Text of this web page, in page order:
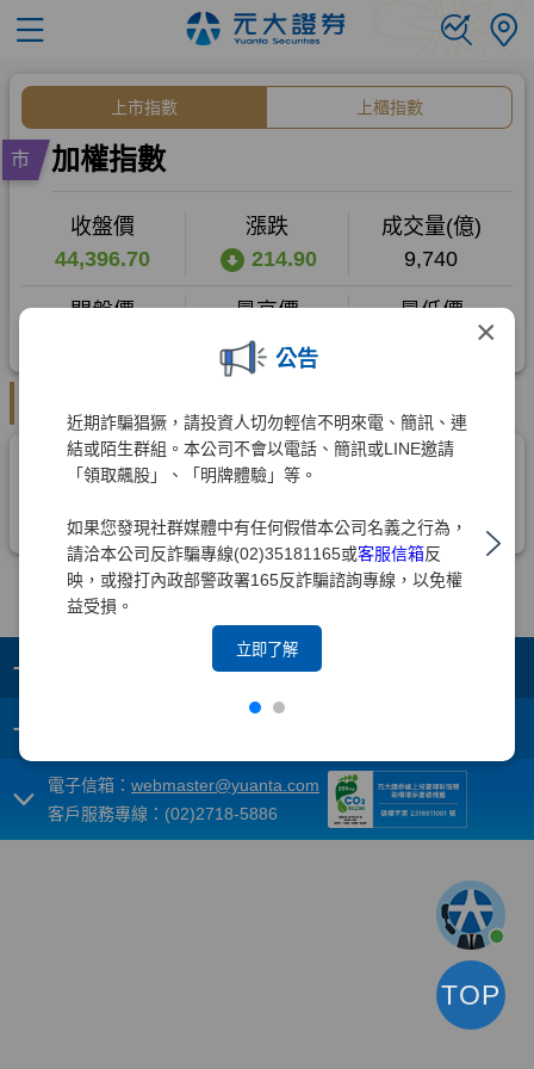
×
公告
近期詐騙猖獗，請投資人切勿輕信不明來電、簡訊、連
結或陌生群組。本公司不會以電話、簡訊或LINE邀請
「領取飆股」、「明牌體驗」等。
如果您發現社群媒體中有任何假借本公司名義之行為，
請洽本公司反詐騙專線(02)35181165或客服信箱反
映，或撥打內政部警政署165反詐騙諮詢專線，以免權
益受損。
立即了解
+
+
電子信箱： webmaster@yuanta.com
客戶服務專線：(02)2718-5886
TOP